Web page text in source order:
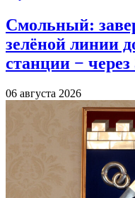
Смольный:
зелёной линии
станции − через
06 августа 2026